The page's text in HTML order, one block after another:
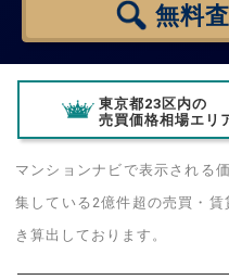
無料
東京都23区内の
売買価格相場エリ
マンションナビで表示される
集している2億件超の売買・
き算出しております。